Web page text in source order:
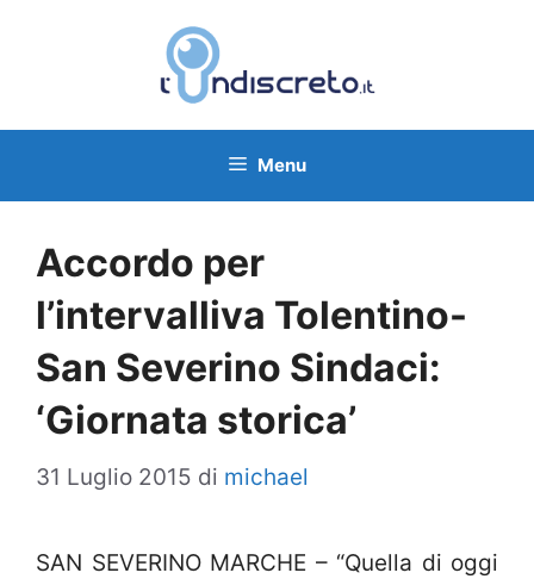
Menu
Accordo per
l’intervalliva Tolentino-
San Severino Sindaci:
‘Giornata storica’
31 Luglio 2015 di michael
SAN SEVERINO MARCHE – “Quella di oggi